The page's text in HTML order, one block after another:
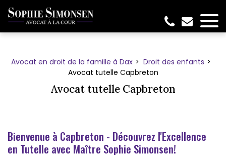
Avocat en droit de la famille à Dax
Droit des enfants
Avocat tutelle Capbreton
Avocat tutelle Capbreton
Bienvenue à Capbreton - Découvrez l'Excellence
en Tutelle avec Maître Sophie Simonsen!
Panneau de gestion des cookies